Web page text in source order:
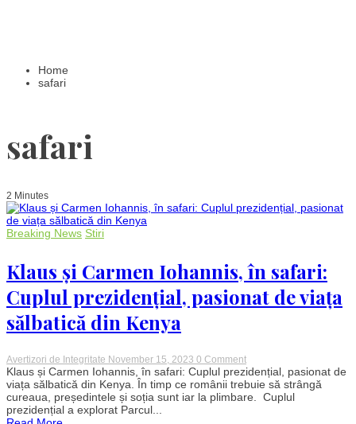
Home
safari
safari
2 Minutes
Breaking News Stiri
Klaus și Carmen Iohannis, în safari:
Cuplul prezidențial, pasionat de viața
sălbatică din Kenya
Avertizori de Integritate November 15, 2023 0 Commenton
Klaus
și
Carmen
Iohannis,
Klaus și Carmen Iohannis, în safari: Cuplul prezidențial, pasionat de
viața sălbatică din Kenya. În timp ce românii trebuie să strângă
cureaua, președintele și soția sunt iar la plimbare. Cuplul
prezidențial a explorat Parcul...